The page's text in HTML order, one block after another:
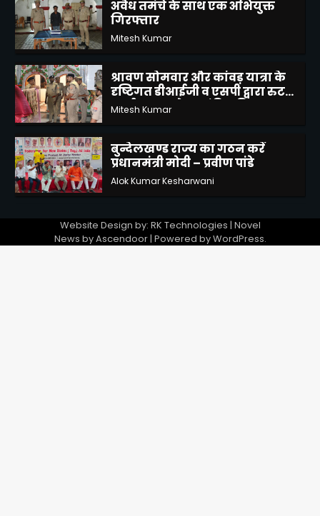
श्रावण सोमवार और कांवड़ यात्रा के
दृष्टिगत डीआईजी व एसपी द्वारा रुट
मार्च कर बाम्बेश्वर मंदिर की सुरक्षा
Mitesh Kumar
5
बुन्देलखण्ड राज्य का गठन करें
प्रधानमंत्री मोदी – प्रवीण पांडे
Alok Kumar Kesharwani
1
बाँदा रोटी बैंक सोसाइटी की मासिक
बैठक सम्पन्न, उत्कृष्ट कार्य करने
वाले सदस्य हुए सम्मानित
Mitesh Kumar
स्वराज कॉलोनी में महिलाओं को
स्वच्छता और पर्यावरण संरक्षण के
Website Design by: RK Technologies | Novel
News byAscendoor| Powered byWordPress.